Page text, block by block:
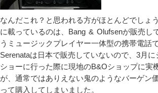
なんだこれ？と思われる方がほとんどでしょ
に載っているのは、Bang & Olufsenが販売し
うミュージックプレイヤー一体型の携帯電話
Serenataは日本で販売していないので、3月
ショーに行った際に現地のB&Oショップに実
が、通常ではありえない鬼のようなバーゲン
って購入してしまいました。